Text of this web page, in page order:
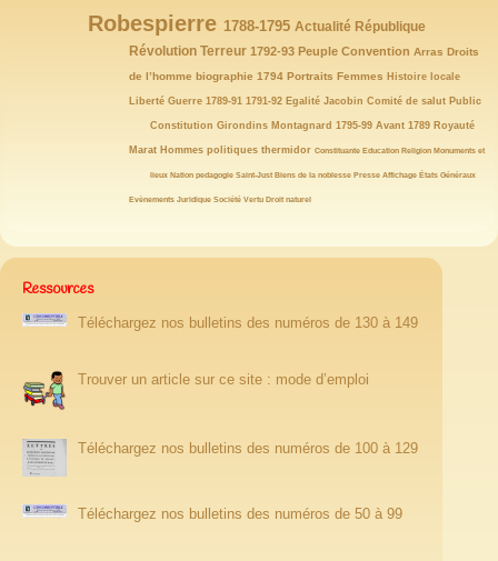
Robespierre 1788-1795Actualité
72/146 République
65/146
RévolutionTerreur1792-93 PeupleConvention
47/146 Arras
43/146
Droits
de l’homme biographie1794 Portraits
32/146 Femmes
31/146 Histoire locale
29/146
LibertéGuerre1789-911791-92
21/146 Egalité
21/146 Jacobin
21/146 Comité de salut Public
Constitution Girondins Montagnard 1795-99
18/146 Avant 1789
18/146 Royauté
18/146
Marat Hommes politiquesthermidorConstituante
14/146 Education
14/146 Religion
13/146 Monuments et
lieux Nation pedagogie Saint-Just Biens de la noblesse Presse
11/146 Affichage
10/146 États Généraux
EvènementsJuridiqueSociété
10/146 Vertu
9/146 Droit naturel
8/146
Ressources
Téléchargez nos bulletins des numéros de 130 à 149
Trouver un article sur ce site : mode d’emploi
Téléchargez nos bulletins des numéros de 100 à 129
Téléchargez nos bulletins des numéros de 50 à 99